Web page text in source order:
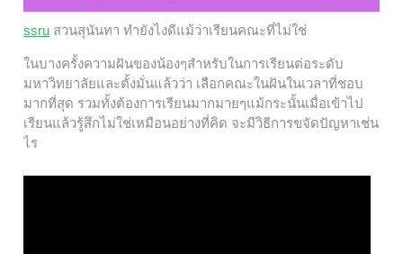
ssru สวนสุนันทา ทำยังไงดีแม้ว่าเรียนคณะที่ไม่ใช่
ในบางครั้งความฝันของน้องๆสำหรับในการเรียนต่อระดับ
มหาวิทยาลัยและตั้งมั่นแล้วว่า เลือกคณะในฝันในเวลาที่ชอบ
มากที่สุด รวมทั้งต้องการเรียนมากมายๆแม้กระนั้นเมื่อเข้าไป
เรียนแล้วรู้สึกไม่ใช่เหมือนอย่างที่คิด จะมีวิธีการขจัดปัญหาเช่น
ไร